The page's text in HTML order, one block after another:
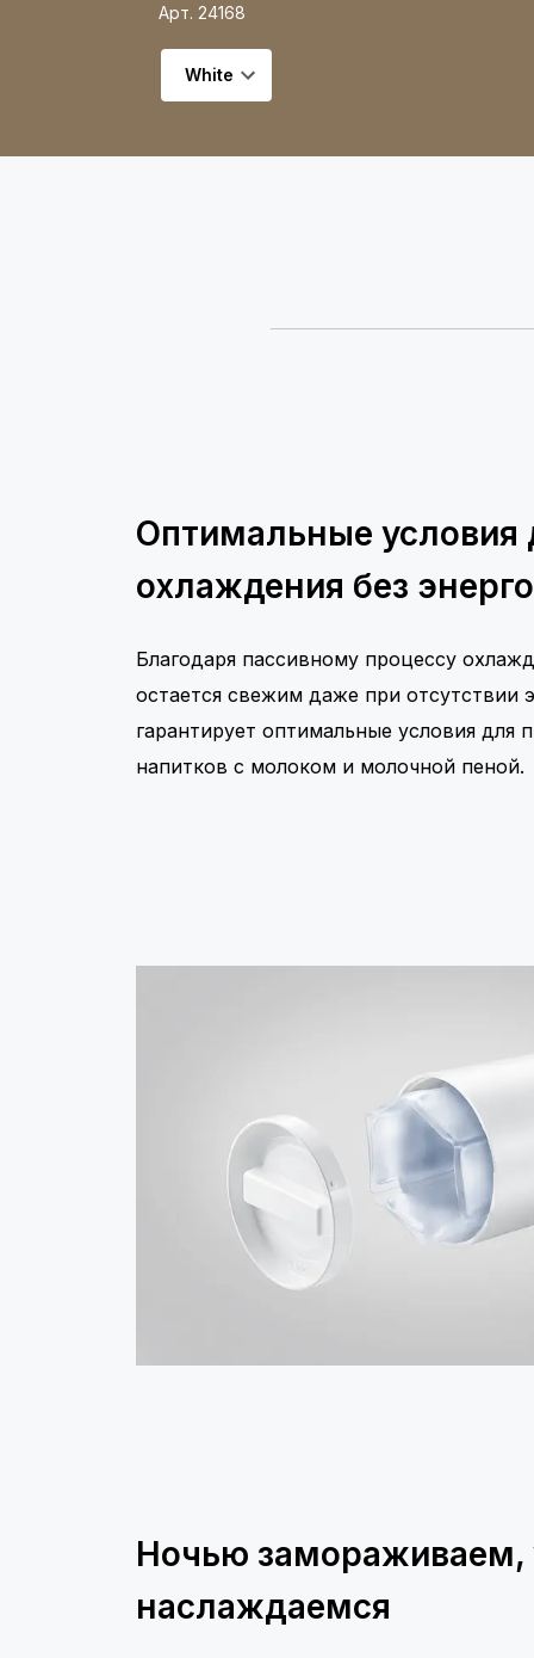
Выберите вариант
Арт. 24168
Оптимальные условия
охлаждения без
Благодаря пассивному процессу
остается свежим даже при отсутствии
гарантирует оптимальные условия для
напитков с молоком и молочной пеной.
Ночью замораживаем,
наслаждаемся